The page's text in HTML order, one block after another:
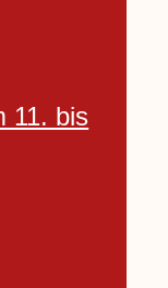
11. bis